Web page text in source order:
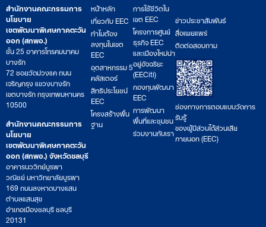
สำนักงานคณะกรรมการ
นโยบาย
เขตพัฒนาพิเศษภาคตะวัน
ออก (สกพอ.)
ชั้น 25 อาคารโทรคมนาคม
บางรัก
72 ซอยวัดม่วงแค ถนน
เจริญกรุง แขวงบางรัก
เขตบางรัก กรุงเทพมหานคร
10500
สำนักงานคณะกรรมการ
นโยบาย
เขตพัฒนาพิเศษภาคตะวัน
ออก (สกพอ.) จังหวัดชลบุรี
อาคารนววิทย์บูรพา
วณิชย์ มหาวิทยาลัยบูรพา
169 ถนนลงหาดบางแสน
ตำบลแสนสุข
อำเภอเมืองชลบุรี ชลบุรี
20131
หน้าหลัก
เกี่ยวกับ EEC
ทำไมต้อง
ลงทุนในเขต
EEC
อุตสาหกรรม 5
คลัสเตอร์
สิทธิประโยชน์
EEC
โครงสร้างพื้น
ฐาน
การใช้ชีวิตใน
เขต EEC
โครงการศูนย์
ธุรกิจ EEC
และเมืองใหม่น่า
อยู่อัจฉริยะ
(EECiti)
กองทุนพัฒนา
EEC
การพัฒนา
พื้นที่และชุมชน
ร่วมงานกับเรา
ข่าวประชาสัมพันธ์
สื่อเผยแพร่
ติดต่อสอบถาม
ช่องทางการตอบแบบวัดการ
รับรู้
ของผู้มีส่วนได้ส่วนเสีย
ภายนอก (EEC)